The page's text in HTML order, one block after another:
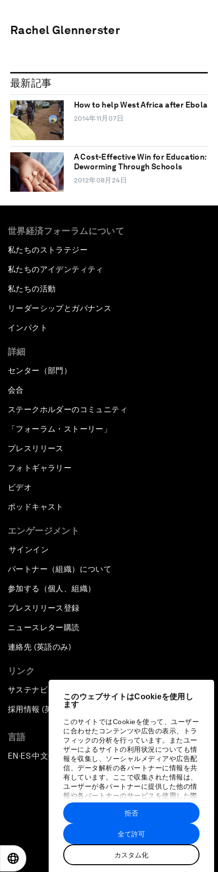
このウェブサイトはCookieを使用し
ます
このサイトではCookieを使って、ユーザー
に合わせたコンテンツや広告の表示、トラ
フィックの分析を行っています。またユー
ザーによるサイトの利用状況についても情
報を収集し、ソーシャルメディアや広告配
信、データ解析の各パートナーに情報を共
有しています。ここで収集された情報は、
ユーザーが各パートナーに提供した他の情
報や各パートナーのサービスを使用した際
に収集された情報と組み合わされ、各パー
トナーによって使用されることがありま
す。
全て許可
カスタム化
拒否
Rachel Glennerster
最新記事
How to help West Africa after Ebola
2014年11月07日
A Cost-Effective Win for Education:
Deworming Through Schools
2012年08月24日
世界経済フォーラムについて
私たちのストラテジー
私たちのアイデンティティ
私たちの活動
リーダーシップとガバナンス
インパクト
詳細
センター（部門）
会合
ステークホルダーのコミュニティ
「フォーラム・ストーリー」
プレスリリース
フォトギャラリー
ビデオ
ポッドキャスト
エンゲージメント
サインイン
パートナー（組織）について
参加する（個人、組織）
プレスリリース登録
ニュースレター購読
連絡先 (英語のみ)
リンク
サステナビリティへの取り組み
採用情報 (英語のみ)
言語
EN ▪ES▪中文▪ 日本語
プライバシーポリシーと利用規約
サイトマップ
©
世界経済フォーラム